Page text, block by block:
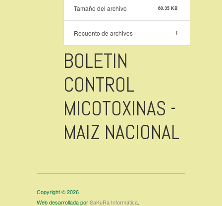
Tamaño del archivo 60.35 KB
Recuento de archivos 1
BOLETIN
CONTROL
MICOTOXINAS -
MAIZ NACIONAL
Copyright © 2026
Web desarrollada porSaKuRa Informática.